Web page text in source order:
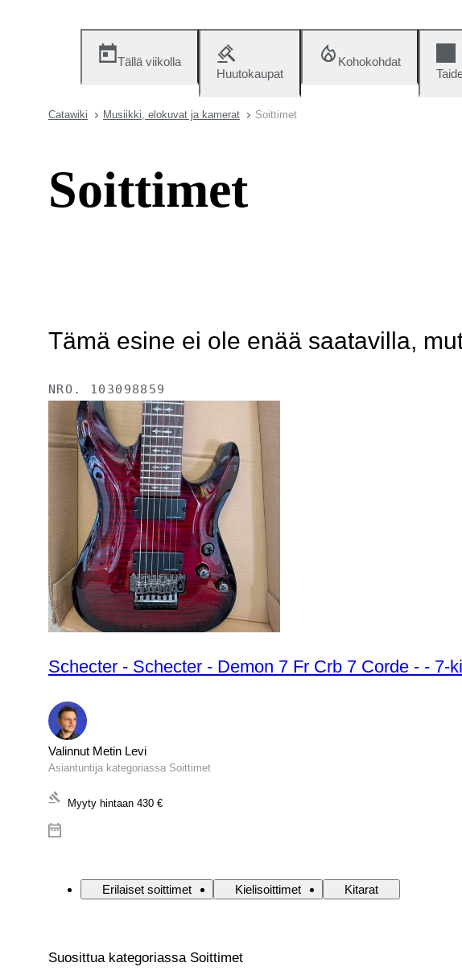
Tällä viikolla
Huutokaupat
Kohokohdat
Catawiki Musiikki, elokuvat ja kamerat Soittimet
Soittimet
Tämä esine ei ole enää saatavilla,
NRO. 103098859
Schecter -
Valinnut Metin Levi
Asiantuntija kategoriassa Soittimet
Myyty hintaan 430 €
Erilaiset soittimet Kielisoittimet Kitarat
Suosittua kategoriassa Soittimet